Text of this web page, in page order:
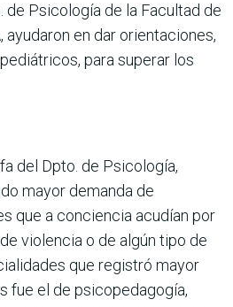
de Psicología de la Facultad de
en dar orientaciones,
para superar los
del Dpto. de Psicología,
mayor demanda de
que a conciencia acudían por
violencia o de algún tipo de
que registró mayor
fue el de psicopedagogía,